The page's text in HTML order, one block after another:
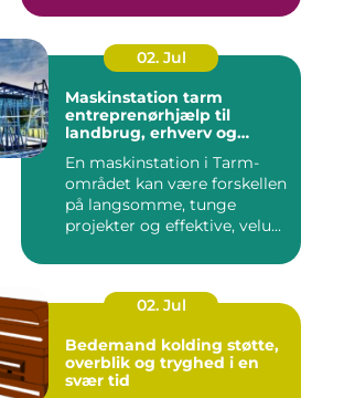
02. Jul
Maskinstation tarm
entreprenørhjælp til
landbrug, erhverv og
En maskinstation i Tarm-
området kan være forskellen
på langsomme, tunge
projekter og effektive, velu...
02. Jul
Bedemand kolding støtte,
overblik og tryghed i en
svær tid